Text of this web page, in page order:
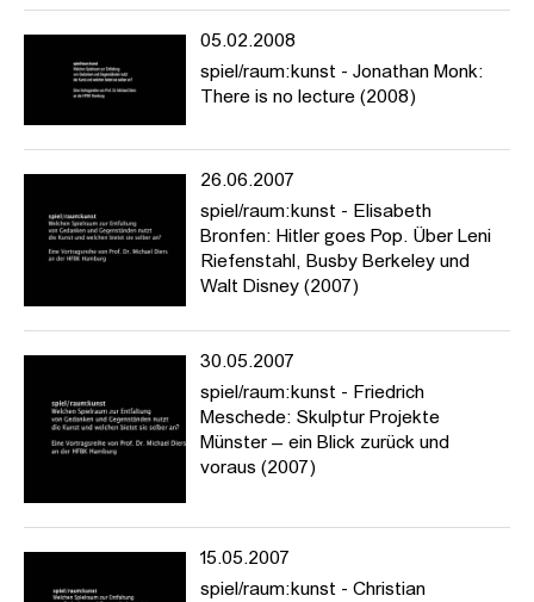
05.02.2008
spiel/raum:kunst - Jonathan Monk:
There is no lecture (2008)
26.06.2007
spiel/raum:kunst - Elisabeth
Bronfen: Hitler goes Pop. Über Leni
Riefenstahl, Busby Berkeley und
Walt Disney (2007)
30.05.2007
spiel/raum:kunst - Friedrich
Meschede: Skulptur Projekte
Münster – ein Blick zurück und
voraus (2007)
15.05.2007
spiel/raum:kunst - Christian